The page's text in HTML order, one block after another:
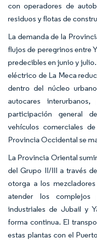
con operadores de
residuos y flotas de
La demanda de la
flujos de peregrinos entre
predecibles en junio y
eléctrico de La Meca
dentro del núcleo
autocares
participación general
vehículos comerciales
Provincia Occidental se
La Provincia Oriental
del Grupo II/III a través
otorga a los
atender los complejos
industriales de Jubail y
forma continua. El
estas plantas con el